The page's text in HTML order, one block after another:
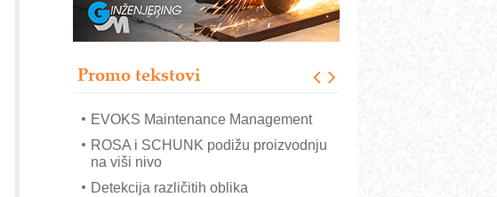
Promo tekstovi
– Pametna signalizacija za efikasnije
upravljanje mašinama
solarnim elektranama i vetroparkovima
EVOKS Maintenance Management
ROSA i SCHUNK podižu proizvodnju
na viši nivo
Detekcija različitih oblika